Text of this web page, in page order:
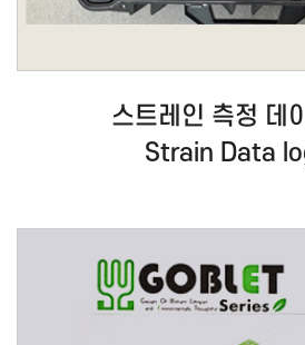
스트레인 측정 데
Strain Data